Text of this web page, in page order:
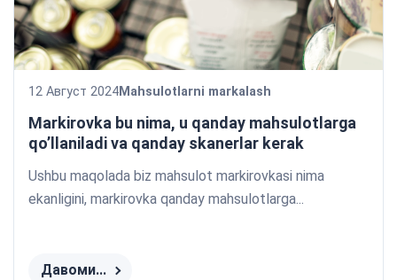
Markirovka bu nima, u qanday mahsulotlarga
qo’llaniladi va qanday skanerlar kerak
12 Август 2024Mahsulotlarni markalash
Ushbu maqolada biz mahsulot markirovkasi nima
ekanligini, markirovka qanday mahsulotlarga...
Давоми...